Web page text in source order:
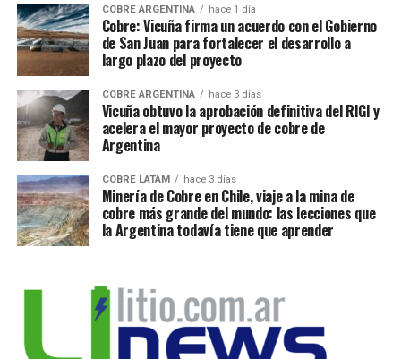
COBRE ARGENTINA hace 1 día
Cobre: Vicuña firma un acuerdo con el Gobierno
de San Juan para fortalecer el desarrollo a
largo plazo del proyecto
COBRE ARGENTINA hace 3 días
Vicuña obtuvo la aprobación definitiva del RIGI y
acelera el mayor proyecto de cobre de
Argentina
COBRE LATAM hace 3 días
Minería de Cobre en Chile, viaje a la mina de
cobre más grande del mundo: las lecciones que
la Argentina todavía tiene que aprender